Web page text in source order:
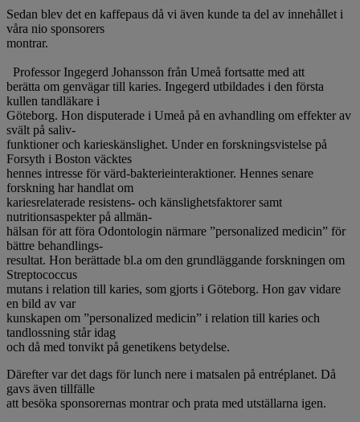
Sedan blev det en kaffepaus då vi även kunde ta del av innehållet i
våra nio sponsorers
montrar.
Professor Ingegerd Johansson från Umeå fortsatte med att
berätta om genvägar till karies. Ingegerd utbildades i den första
kullen tandläkare i
Göteborg. Hon disputerade i Umeå på en avhandling om effekter av
svält på saliv-
funktioner och karieskänslighet. Under en forskningsvistelse på
Forsyth i Boston väcktes
hennes intresse för värd-bakterieinteraktioner. Hennes senare
forskning har handlat om
kariesrelaterade resistens- och känslighetsfaktorer samt
nutritionsaspekter på allmän-
hälsan för att föra Odontologin närmare ”personalized medicin” för
bättre behandlings-
resultat. Hon berättade bl.a om den grundläggande forskningen om
Streptococcus
mutans i relation till karies, som gjorts i Göteborg. Hon gav vidare
en bild av var
kunskapen om ”personalized medicin” i relation till karies och
tandlossning står idag
och då med tonvikt på genetikens betydelse.
Därefter var det dags för lunch nere i matsalen på entréplanet. Då
gavs även tillfälle
att besöka sponsorernas montrar och prata med utställarna igen.